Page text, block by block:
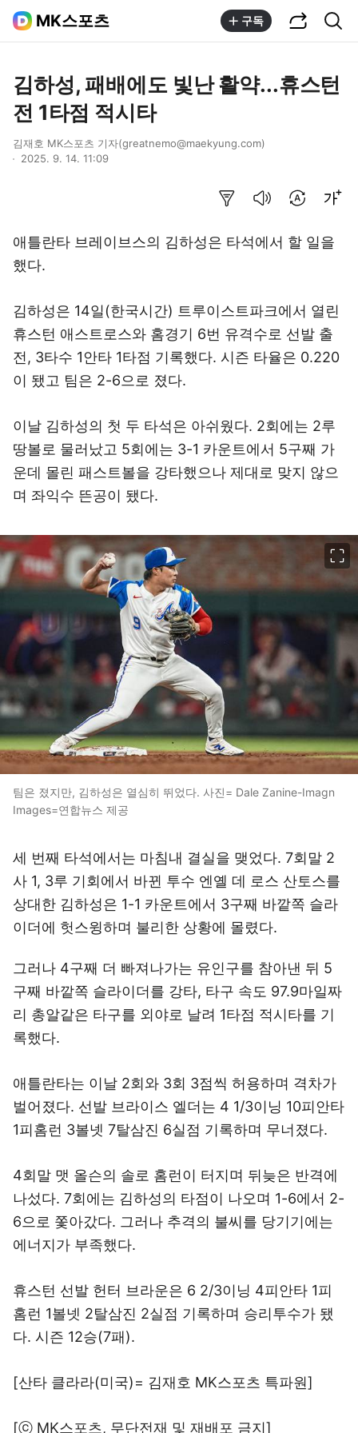
MK스포츠 구독
김하성, 패배에도 빛난 활약...휴스턴
전 1타점 적시타
김재호 MK스포츠 기자(greatnemo@maekyung.com)
2025. 9. 14. 11:09
애틀란타 브레이브스의 김하성은 타석에서 할 일을
했다.
김하성은 14일(한국시간) 트루이스트파크에서 열린
휴스턴 애스트로스와 홈경기 6번 유격수로 선발 출
전, 3타수 1안타 1타점 기록했다. 시즌 타율은 0.220
이 됐고 팀은 2-6으로 졌다.
이날 김하성의 첫 두 타석은 아쉬웠다. 2회에는 2루
땅볼로 물러났고 5회에는 3-1 카운트에서 5구째 가
운데 몰린 패스트볼을 강타했으나 제대로 맞지 않으
며 좌익수 뜬공이 됐다.
팀은 졌지만, 김하성은 열심히 뛰었다. 사진= Dale Zanine-Imagn
Images=연합뉴스 제공
세 번째 타석에서는 마침내 결실을 맺었다. 7회말 2
사 1, 3루 기회에서 바뀐 투수 엔옐 데 로스 산토스를
상대한 김하성은 1-1 카운트에서 3구째 바깥쪽 슬라
이더에 헛스윙하며 불리한 상황에 몰렸다.
그러나 4구째 더 빠져나가는 유인구를 참아낸 뒤 5
구째 바깥쪽 슬라이더를 강타, 타구 속도 97.9마일짜
리 총알같은 타구를 외야로 날려 1타점 적시타를 기
록했다.
애틀란타는 이날 2회와 3회 3점씩 허용하며 격차가
벌어졌다. 선발 브라이스 엘더는 4 1/3이닝 10피안타
1피홈런 3볼넷 7탈삼진 6실점 기록하며 무너졌다.
4회말 맷 올슨의 솔로 홈런이 터지며 뒤늦은 반격에
나섰다. 7회에는 김하성의 타점이 나오며 1-6에서 2-
6으로 쫓아갔다. 그러나 추격의 불씨를 당기기에는
에너지가 부족했다.
휴스턴 선발 헌터 브라운은 6 2/3이닝 4피안타 1피
홈런 1볼넷 2탈삼진 2실점 기록하며 승리투수가 됐
다. 시즌 12승(7패).
[산타 클라라(미국)= 김재호 MK스포츠 특파원]
[ⓒ MK스포츠, 무단전재 및 재배포 금지]